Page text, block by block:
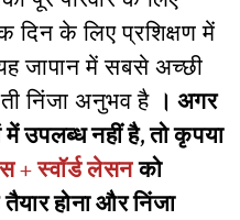
दिन के लिए प्रशिक्षण में
जापान में सबसे अच्छी
निंजा अनुभव है । अगर
उपलब्ध नहीं है, तो कृपया
+ स्वॉर्ड लेसनको
होना और निंजा